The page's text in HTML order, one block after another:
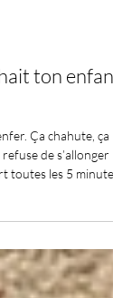
ton enfant
ça
fâcher, expliquer par
soir, c’est rebelote
de